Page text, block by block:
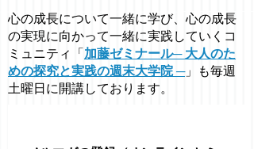
心の成長について一緒に学び、心の成長
の実現に向かって一緒に実践していくコ
ミュニティ「 加藤ゼミナール─ 大人のた
めの探究と実践の週末大学院 ─」も毎週
土曜日に開講しております。